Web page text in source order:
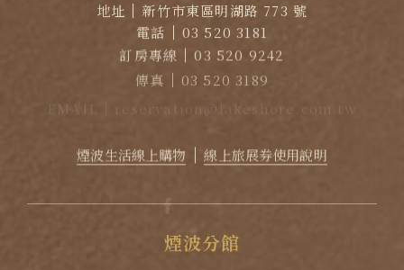
地址
新竹市東區明湖路 773 號
電話
03 520 3181
訂房專線
03 520 9242
傳真
03 520 3189
煙波生活線上購物
線上旅展券使用說明
煙波分館